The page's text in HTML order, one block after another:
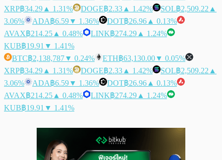
XRP฿34.29 ▲ 1.31% DOGE฿2.33 ▲ 1.42% SOL฿2,509.22 ▲
3.06%
ADA฿6.59▼ 1.36% DOT฿26.96 ▲ 0.13%
AVAX฿214.25 ▲ 0.48% LINK฿274.29 ▲ 1.24%
KUB฿19.91 ▼ 1.41%
BTC฿2,138,787▼ 0.24% ETH฿63,130.00▼ 0.05%
XRP฿34.29 ▲ 1.31% DOGE฿2.33 ▲ 1.42% SOL฿2,509.22 ▲
3.06%
ADA฿6.59▼ 1.36% DOT฿26.96 ▲ 0.13%
AVAX฿214.25 ▲ 0.48% LINK฿274.29 ▲ 1.24%
KUB฿19.91 ▼ 1.41%